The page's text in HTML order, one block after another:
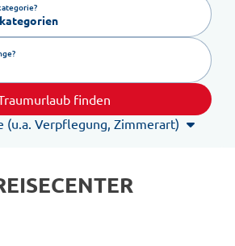
finden
(u.a. Verpflegung, Zimmerart)